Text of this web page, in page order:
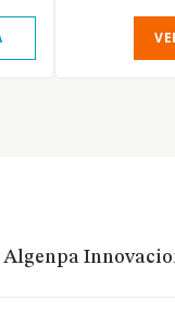
Algenpa